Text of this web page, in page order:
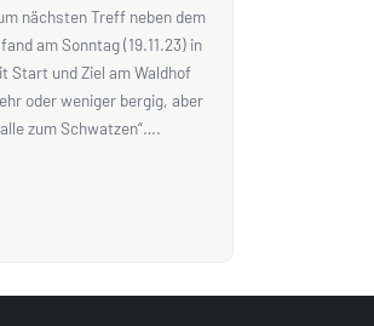
nächsten Treff neben dem
am Sonntag (19.11.23) in
Start und Ziel am Waldhof
oder weniger bergig, aber
zum Schwatzen“….